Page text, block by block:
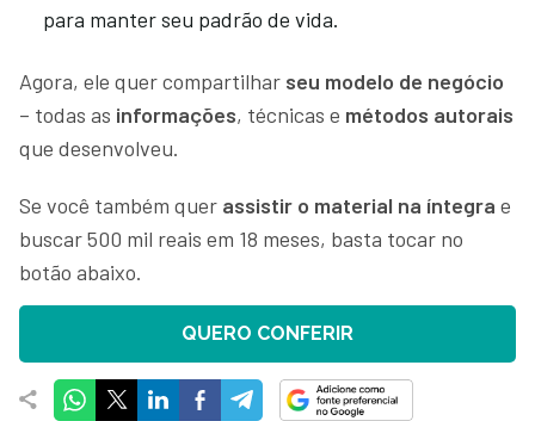
para manter seu padrão de vida.
Agora, ele quer compartilhar seu modelo de negócio
– todas as informações, técnicas e métodos autorais
que desenvolveu.
Se você também quer assistir o material na íntegra e
buscar 500 mil reais em 18 meses, basta tocar no
botão abaixo.
QUERO CONFERIR